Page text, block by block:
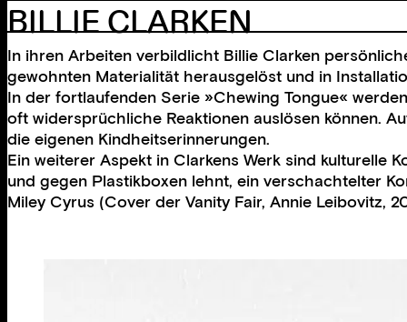
BILLIE CLARKEN
In ihren Arbeiten verbildlicht Billie Clarken
gewohnten Materialität herausgelöst und in
In der fortlaufenden Serie »Chewing Tongue«
oft widersprüchliche Reaktionen auslösen können.
die eigenen Kindheitserinnerungen.
Ein weiterer Aspekt in Clarkens Werk sind kulturelle
und gegen Plastikboxen lehnt, ein verschachtelter
Miley Cyrus (Cover der Vanity Fair, Annie Leibovitz,